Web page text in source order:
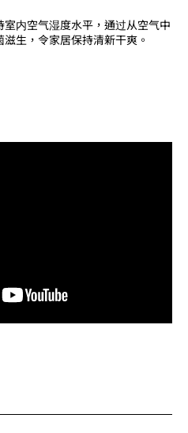
内空气湿度水平，通过从空气中
生，令家居保持清新干爽。